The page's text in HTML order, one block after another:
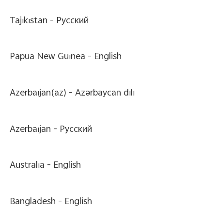
Tajikistan - Pусский
Papua New Guinea - English
Azerbaijan(az) -Azərbaycan dili
Azerbaijan - Pусский
Australia - English
Bangladesh - English